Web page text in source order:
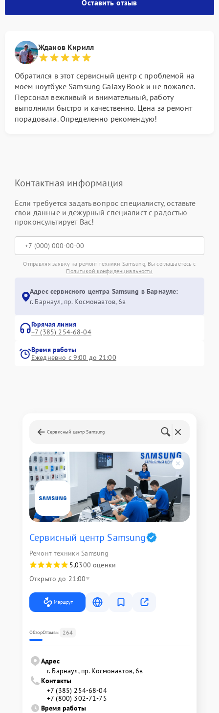
Оставить отзыв
Жданов Кирилл
Обратился в этот сервисный центр с проблемой на
моем ноутбуке Samsung Galaxy Book и не пожалел.
Персонал вежливый и внимательный, работу
выполнили быстро и качественно. Цена за ремонт
порадовала. Определенно рекомендую!
Контактная информация
Если требуется задать вопрос специалисту, оставьте
свои данные и дежурный специалист с радостью
проконсультирует Вас!
Отправляя заявку на ремонт техники Samsung, Вы соглашаетесь с
Политикой конфиденциальности
Адрес сервисного центра Samsung в Барнауле:
г. Барнаул, ​пр. Космонавтов, 6в
Горячая линия
+7 (385) 254-68-04
Время работы
Ежедневно с 9:00 до 21:00
Сервисный центр Samsung
Сервисный центр Samsung
Ремонт техники Samsung
5,0300 оценки
Открыто до 21:00
Маршрут
ОбзорОтзывы 264
Адрес
г. Барнаул, ​пр. Космонавтов, 6в
Контакты
+7 (385) 254-68-04
+7 (800) 302-71-75
Время работы